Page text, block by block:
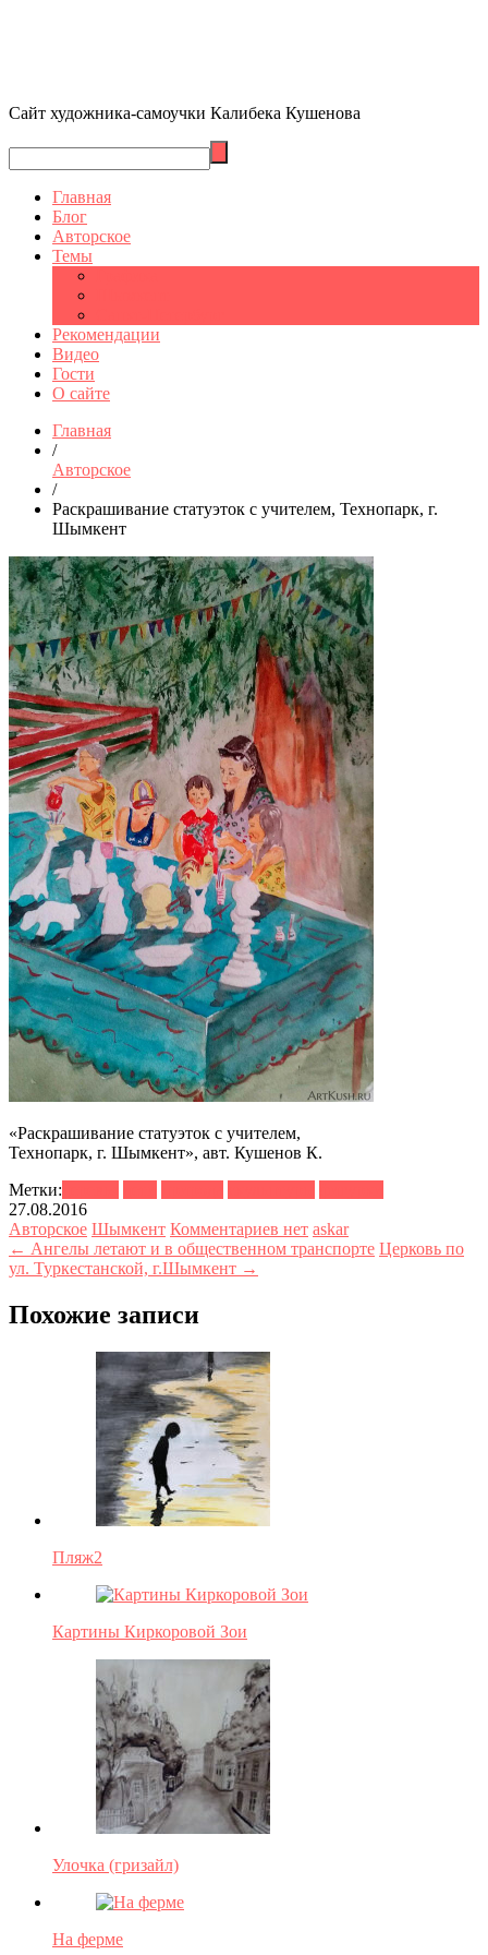
Сайт художника-самоучки Калибека Кушенова
Главная
Блог
Авторское
Темы
Рекомендации
Видео
Гости
О сайте
Главная
/
Авторское
/
Раскрашивание статуэток с учителем, Технопарк, г.
Шымкент
«Раскрашивание статуэток с учителем,
Технопарк, г. Шымкент», авт. Кушенов К.
Метки:
27.08.2016
Авторское Шымкент Комментариев нет askar
← Ангелы летают и в общественном транспорте Церковь по
ул. Туркестанской, г.Шымкент →
Похожие записи
Пляж2
Картины Киркоровой Зои
Улочка (гризайл)
На ферме